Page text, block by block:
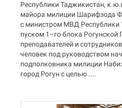
Республики Таджикистан,
майора милиции Шарифзода
с министром МВД Республики
пуском 1–го блока Рогунской
преподавателей и
человек под руководством
подполковника милиции
город Рогун с целью ....